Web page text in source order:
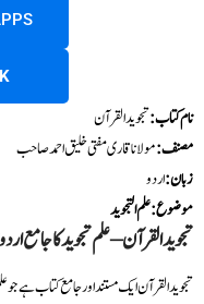
نام کتاب :تجوید القرآن
مصنف:مولانا قاری مفتی خلیق احمد صاحب
زبان:اردو
موضوع:علم التجوید
تجوید القرآن – علم تجوید کا جامع
تجوید القرآن ایک مستند اور جامع کتاب ہے